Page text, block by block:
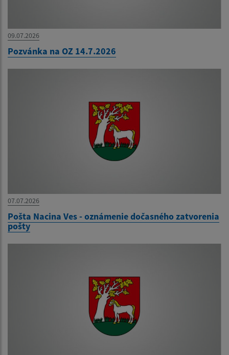
09.07.2026
Pozvánka na OZ 14.7.2026
07.07.2026
Pošta Nacina Ves - oznámenie dočasného zatvorenia
pošty